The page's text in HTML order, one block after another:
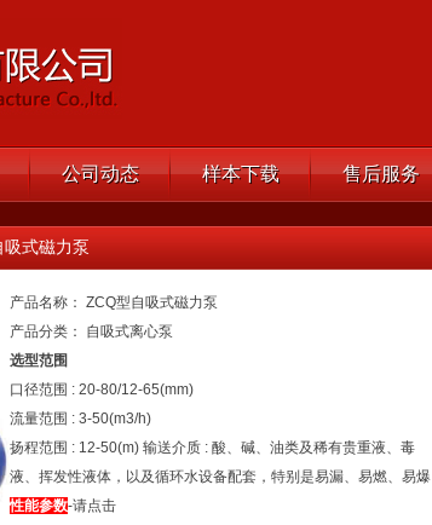
公司动态 样本下载 售后服务
吸式磁力泵
产品名称： ZCQ型自吸式磁力泵
产品分类： 自吸式离心泵
选型范围
口径范围 : 20-80/12-65(mm)
流量范围 : 3-50(m3/h)
扬程范围 : 12-50(m) 输送介质 : 酸、碱、油类及稀有贵重液、毒
液、挥发性液体，以及循环水设备配套，特别是易漏、易燃、易爆
性能参数-请点击